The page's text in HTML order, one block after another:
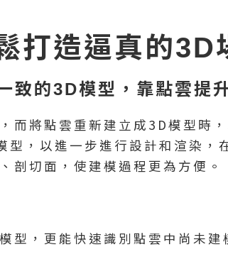
打造逼真的3D
的3D模型，靠點雲提
而將點雲重新建立成3D模型時
，以進一步進行設計和渲染
剖切面，使建模過程更為方便。
型，更能快速識別點雲中尚未建